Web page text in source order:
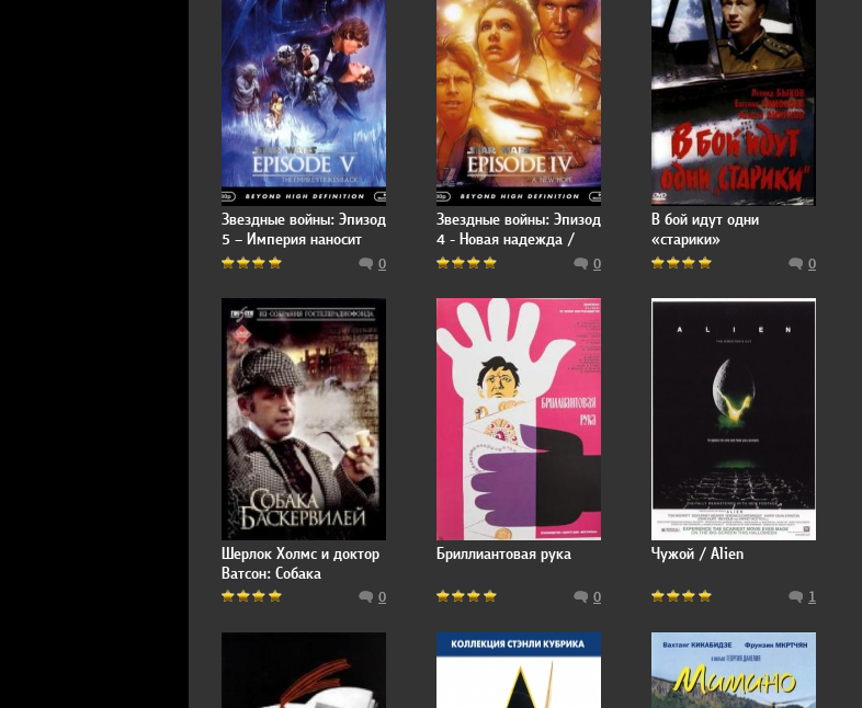
Звездные войны: Эпизод
5 – Империя наносит
ответный удар / Star
Empire Strikes Back
0
Звездные войны: Эпизод
4 - Новая надежда /
Star Wars: Episode IV - A0
В бой идут одни
«старики»
0
Шерлок Холмс и доктор
Ватсон: Собака
Баскервилей
0
Бриллиантовая рука
0
Чужой / Alien
1